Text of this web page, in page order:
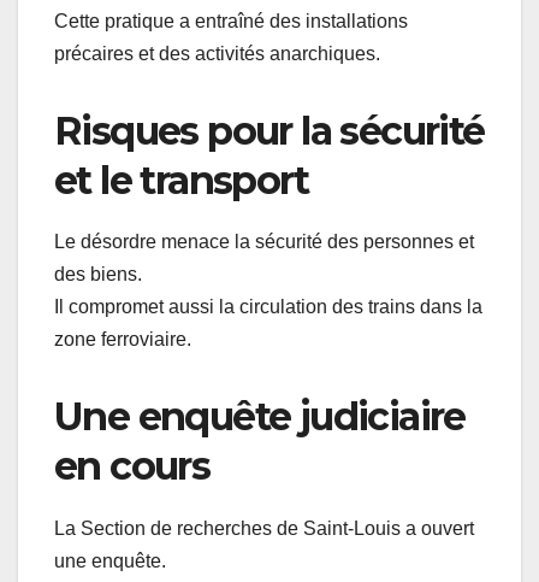
Cette pratique a entraîné des installations
précaires et des activités anarchiques.
Risques pour la sécurité
et le transport
Le désordre menace la sécurité des personnes et
des biens.
Il compromet aussi la circulation des trains dans la
zone ferroviaire.
Une enquête judiciaire
en cours
La Section de recherches de Saint-Louis a ouvert
une enquête.